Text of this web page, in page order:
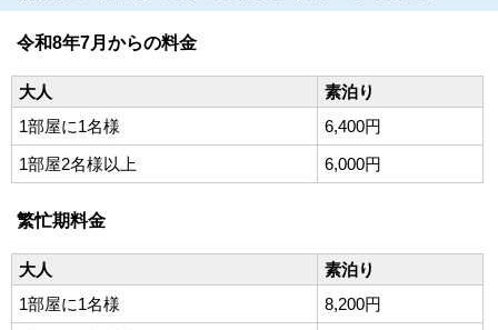
令和8年7月からの料金
大人
素泊り
1部屋に1名様
6,400円
1部屋2名様以上
6,000円
繁忙期料金
大人
素泊り
1部屋に1名様
8,200円